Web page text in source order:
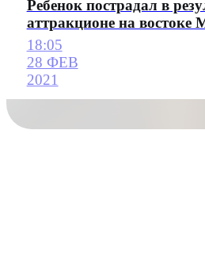
Ребенок пострадал в
аттракционе на востоке
18:05
28 ФЕВ
2021